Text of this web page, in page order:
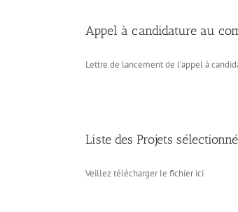
Appel à candidature au
Lettre de lancement de l'appel à
Liste des Projets
Veillez télécharger le fichier ici